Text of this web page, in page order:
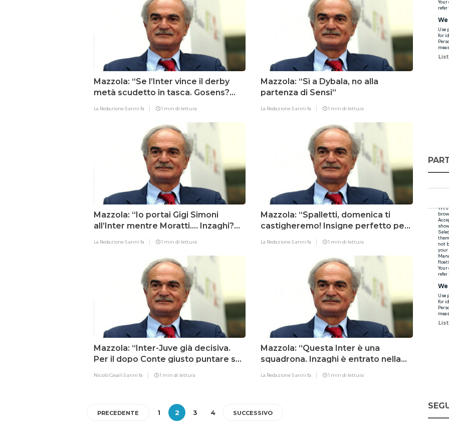
Mazzola: “Se l’Inter vince il derby
metà scudetto in tasca. Gosens?
Farà crescere anche Dumfries”
La Redazione5 anni fa 1 min di lettura
Mazzola: “Sì a Dybala, no alla
partenza di Sensi”
La Redazione5 anni fa 1 min di lettura
Mazzola: “Io portai Gigi Simoni
all’Inter mentre Moratti…. Inzaghi?
Sulla scia dei grandi tecnici
La Redazione5 anni fa 1 min di lettura
Mazzola: “Spalletti, domenica ti
castigheremo! Insigne perfetto per
La Redazione5 anni fa 1 min di lettura
Mazzola: “Inter-Juve già decisiva.
Per il dopo Conte giusto puntare su
Inzaghi e non su Allegri troppo
Nicolò Casali 5 anni fa 1 min di lettura
Mazzola: “Questa Inter è una
squadrona. Inzaghi è entrato nella
testa dei giocatori”
La Redazione5 anni fa 1 min di lettura
PRECEDENTE 1 2 3 4 SUCCESSIVO